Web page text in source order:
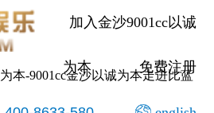
加入金沙9001cc以诚
为本 免费注册
本-9001cc金沙以诚为本走进比蓝